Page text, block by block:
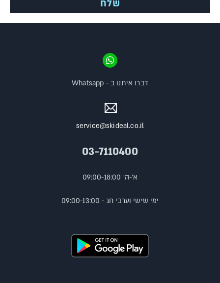
service@skideal.co.il
03-7110400
א'-ה' 09:00-18:00
ימי שישי וערבי חג - 09:00-13:00
דברו איתנו ב - Whatsapp